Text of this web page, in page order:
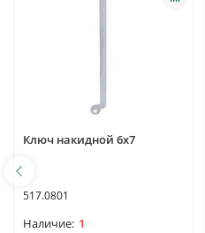
Ключ накидной 6х7
517.0801
1